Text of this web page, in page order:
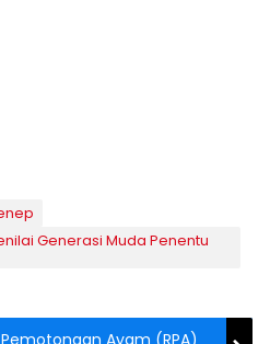
Generasi Muda Penentu
Ayam (RPA)